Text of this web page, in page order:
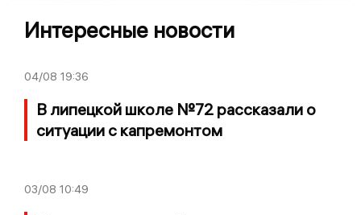
Интересные новости
04/08 19:36
В липецкой школе №72 рассказали о
ситуации с капремонтом
03/08 10:49